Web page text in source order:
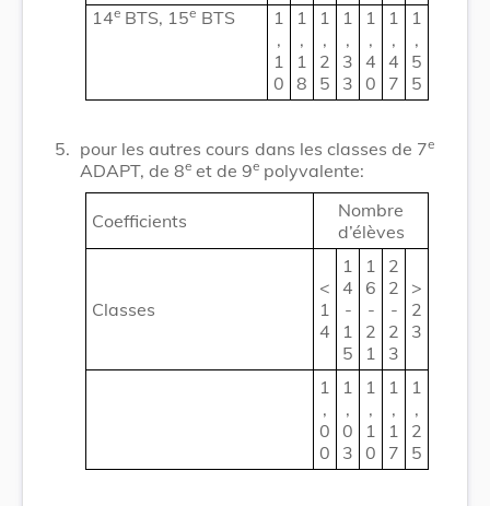
14e BTS, 15e BTS
1
,
1
0
1
,
1
8
1
,
2
5
1
,
3
3
1
,
4
0
1
,
4
7
1
,
5
5
5. pour les autres cours dans les classes de 7e
ADAPT, de 8e et de 9e polyvalente:
Coefficients
Nombre
d’élèves
Classes
<
1
4
1
4
-
1
5
1
6
-
2
1
2
2
-
2
3
>
2
3
1
,
0
0
1
,
0
3
1
,
1
0
1
,
1
7
1
,
2
5